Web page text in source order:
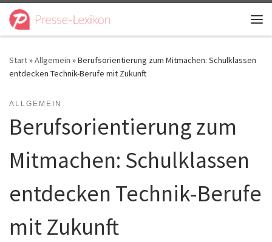
Zum Inhalt springen
Start»Allgemein »Berufsorientierung zum Mitmachen: Schulklassen
entdecken Technik-Berufe mit Zukunft
ALLGEMEIN
Berufsorientierung zum
Mitmachen: Schulklassen
entdecken Technik-Berufe
mit Zukunft